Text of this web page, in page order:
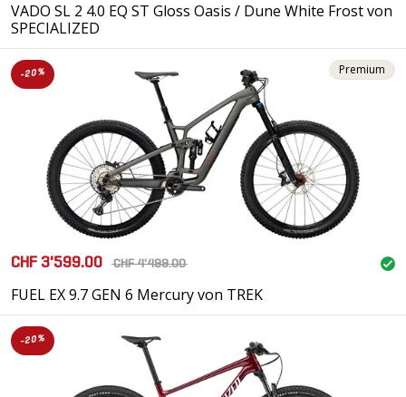
VADO SL 2 4.0 EQ ST Gloss Oasis / Dune White Frost von
SPECIALIZED
-20% Premium
CHF 3'599.00 CHF 4'499.00
FUEL EX 9.7 GEN 6 Mercury von TREK
-20%